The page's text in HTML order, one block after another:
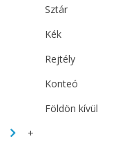
Sztár
Kék
Rejtély
Konteó
Földön kívül
+